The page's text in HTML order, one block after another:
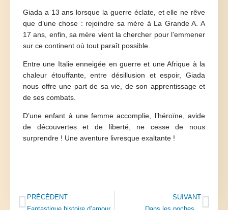
Giada a 13 ans lorsque la guerre éclate, et elle ne rêve
que d’une chose : rejoindre sa mère à La Grande A. A
17 ans, enfin, sa mère vient la chercher pour l’emmener
sur ce continent où tout paraît possible.
Entre une Italie enneigée en guerre et une Afrique à la
chaleur étouffante, entre désillusion et espoir, Giada
nous offre une part de sa vie, de son apprentissage et
de ses combats.
D’une enfant à une femme accomplie, l’héroïne, avide
de découvertes et de liberté, ne cesse de nous
surprendre ! Une aventure livresque exaltante !
PRÉCÉDENT
SUIVANT